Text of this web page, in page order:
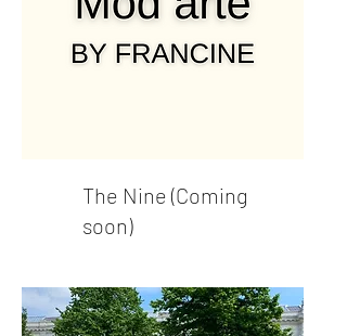
The Nine (Coming
soon)